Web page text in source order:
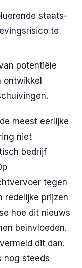
staats-
te
potentiële
meest eerlijke
niet
bedrijf
tegen
redelijke prijzen
hoe dit nieuws
beïnvloeden.
dit dan.
nog steeds